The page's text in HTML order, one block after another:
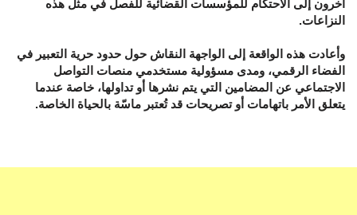
آخرون إلى الاحتكام للمؤسسات القضائية للفصل في مثل هذه
النزاعات.
وأعادت هذه الواقعة إلى الواجهة النقاش حول حدود حرية التعبير في
الفضاء الرقمي، ومدى مسؤولية مستخدمي منصات التواصل
الاجتماعي عن المضامين التي يتم نشرها أو تداولها، خاصة عندما
يتعلق الأمر باتهامات أو تصريحات قد تُعتبر ماسّة بالحياة الخاصة.